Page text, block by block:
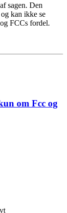
sagen. Den
kan ikke se
FCCs fordel.
om Fcc og